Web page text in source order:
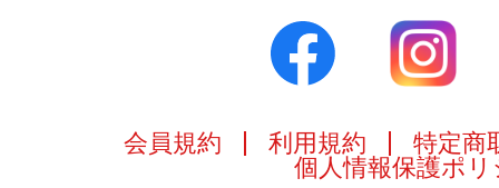
会員規約 利用規約
特定商
個人情報保護ポリ